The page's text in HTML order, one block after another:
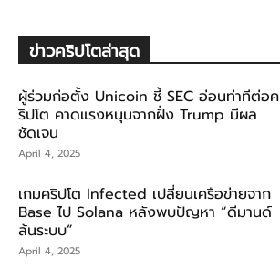
ข่าวคริปโตล่าสุด
ผู้ร่วมก่อตั้ง Unicoin ชี้ SEC อ่อนท่าทีต่อค
ริปโต คาดแรงหนุนจากฝั่ง Trump มีผล
ชัดเจน
April 4, 2025
เกมคริปโต Infected เปลี่ยนเครือข่ายจาก
Base ไป Solana หลังพบปัญหา “ดีมานด์
ล้นระบบ”
April 4, 2025